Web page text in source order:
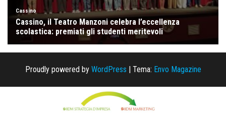
Proudly powered by WordPress | Tema: Envo Magazine